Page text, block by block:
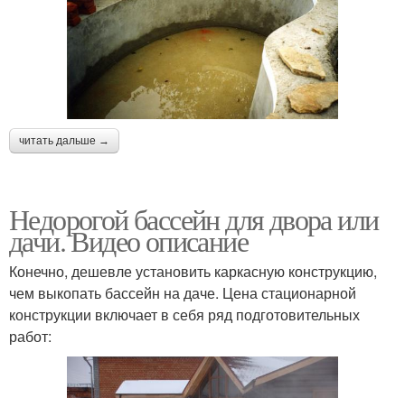
читать дальше →
Недорогой бассейн для двора или
дачи. Видео описание
Конечно, дешевле установить каркасную конструкцию,
чем выкопать бассейн на даче. Цена стационарной
конструкции включает в себя ряд подготовительных
работ: